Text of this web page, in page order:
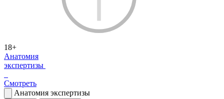
18+
Анатомия
экспертизы
Смотреть
Анатомия экспертизы